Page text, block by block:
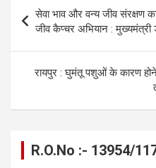
o
k
er p
p
navigation
सेवा भाव और वन्य जीव संरक्षण
जीव कैप्चर अभियान : मुख्यमंत्री
रायपुर : घुमंतू पशुओं के कारण
R.O.No :- 13954/